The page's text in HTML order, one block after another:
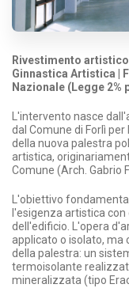
Rivestimento
Ginnastica Artistica |
Nazionale (Legge 2%
L'intervento nasce
dal Comune di Forlì
della nuova palestra
artistica,
Comune (Arch. Gabrio
L'obiettivo
l'esigenza artistica
dell'edificio. L'opera
applicato o isolato, ma
della palestra: un
termoisolante
mineralizzata (tipo